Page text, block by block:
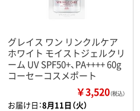
グレイス ワン リンクルケア
ホワイト モイストジェルクリ
ーム UV SPF50+、PA++++ 60g
コーセーコスメポート
￥3,520（税込）
お届け日：8月11日（火）